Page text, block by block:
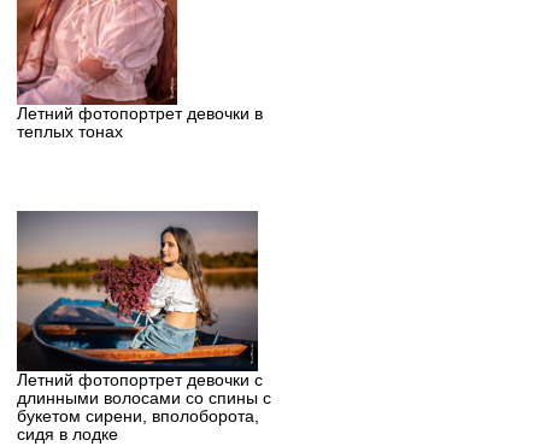
Летний фотопортрет девочки в
теплых тонах
Летний фотопортрет девочки с
длинными волосами со спины с
букетом сирени, вполоборота,
сидя в лодке